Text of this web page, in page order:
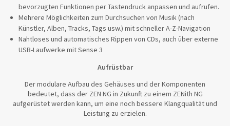
bevorzugten Funktionen per Tastendruck anpassen und aufrufen.
Mehrere Möglichkeiten zum Durchsuchen von Musik (nach
Künstler, Alben, Tracks, Tags usw.) mit schneller A-Z-Navigation
Nahtloses und automatisches Rippen von CDs, auch über externe
USB-Laufwerke mit Sense 3
Aufrüstbar
Der modulare Aufbau des Gehäuses und der Komponenten
bedeutet, dass der ZEN NG in Zukunft zu einem ZENith NG
aufgerüstet werden kann, um eine noch bessere Klangqualität und
Leistung zu erzielen.